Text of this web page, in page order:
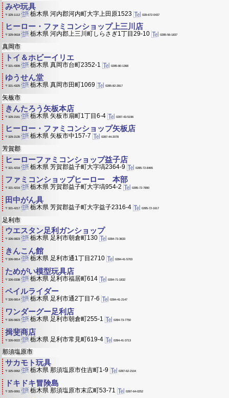
みや玩具
〒329-1112 栃木県 河内郡河内町大字上田原1523 028-672-0437
ヒーロー・ファミコンショップ上三川店
〒329-0618 栃木県 河内郡上三川町しらさぎ1丁目29-10 0285-56-1837
真岡市
トイ＆ホビーイリエ
〒321-4306 栃木県 真岡市台町2352-1 0285-80-1368
ゆうせん堂
〒321-4325 栃木県 真岡市田町1069 0285-82-2817
矢板市
きんたろう矢板本店
〒329-2161 栃木県 矢板市扇町1丁目6-4 0287-43-5196
ヒーロー・ファミコンショップ矢板店
〒329-2135 栃木県 矢板市中157-7 0287-44-2078
芳賀郡
ヒーローファミコンショップ益子店
〒321-4216 栃木県 芳賀郡益子町大字塙2364-9 0285-72-8465
ファミコンショップヒーロー 本部
〒321-4216 栃木県 芳賀郡益子町大字塙954-2 0285-72-7890
田中がん具
〒321-4217 栃木県 芳賀郡益子町大字益子2316-4 0285-72-1617
足利市
ウエスタン足利ガンショップ
〒326-0823 栃木県 足利市朝倉町130 0284-73-3633
きんこん館
〒326-0814 栃木県 足利市通1丁目2710 0284-41-5703
ためがい模型玩具店
〒326-0338 栃木県 足利市福居町614 0284-71-1832
ペイルライダー
〒326-0814 栃木県 足利市通2丁目7-6 0284-41-2147
ワンダーグー足利店
〒326-0823 栃木県 足利市朝倉町255-1 0284-73-7750
揖斐商店
〒326-0022 栃木県 足利市常見町619-4 0284-41-3713
那須塩原市
サカモト玩具
〒325-0062 栃木県 那須塩原市住吉町1-9 0287-62-2104
ドキドキ冒険島
〒325-0061 栃木県 那須塩原市末広町53-71 0287-64-0252